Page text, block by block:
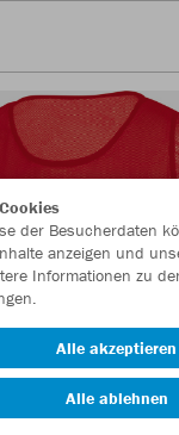
der Besucherdaten
anzeigen und
Informationen zu
Alle akzeptieren
Alle ablehnen